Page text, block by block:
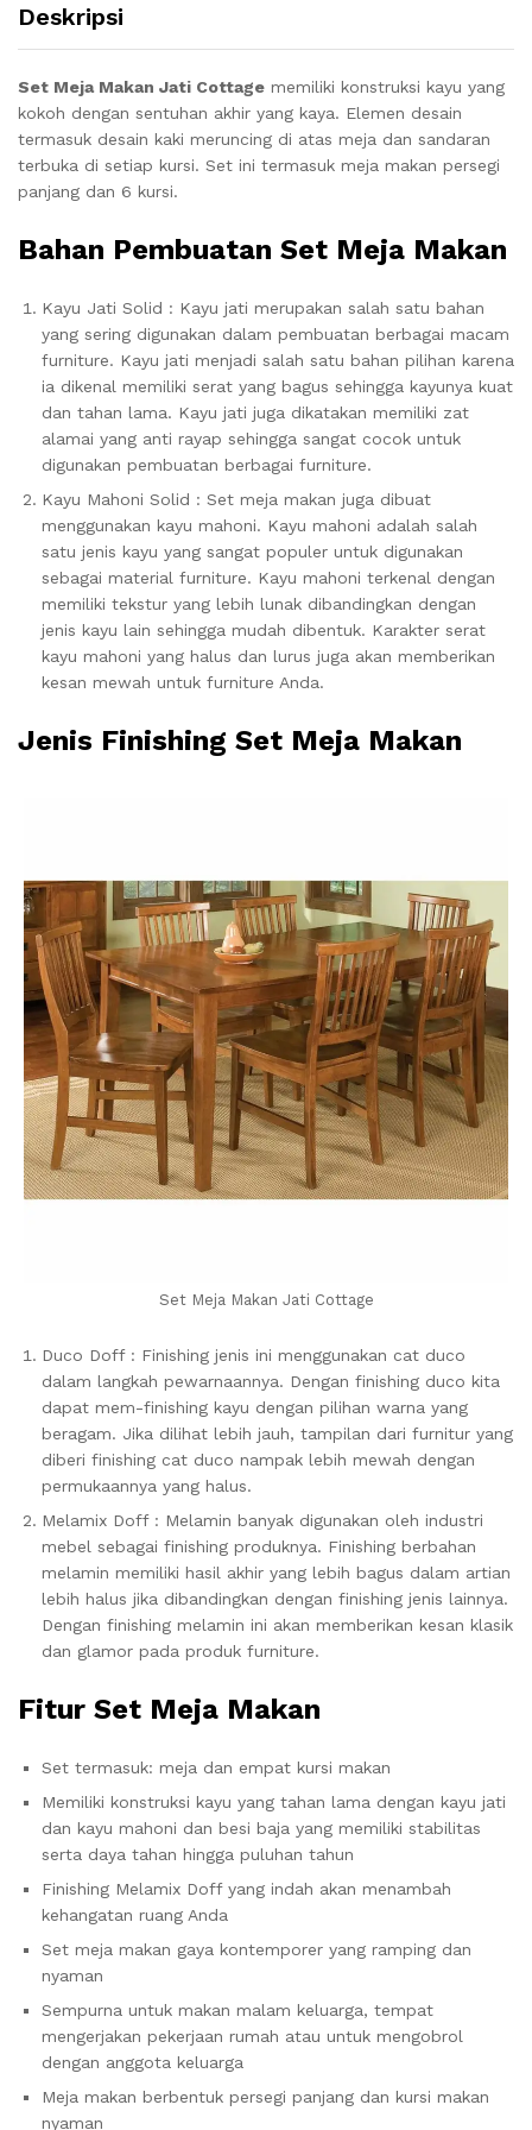
Deskripsi
Set Meja Makan Jati Cottage memiliki konstruksi kayu yang
kokoh dengan sentuhan akhir yang kaya. Elemen desain
termasuk desain kaki meruncing di atas meja dan sandaran
terbuka di setiap kursi. Set ini termasuk meja makan persegi
panjang dan 6 kursi.
Bahan Pembuatan Set Meja Makan
Kayu Jati Solid : Kayu jati merupakan salah satu bahan
yang sering digunakan dalam pembuatan berbagai macam
furniture. Kayu jati menjadi salah satu bahan pilihan karena
ia dikenal memiliki serat yang bagus sehingga kayunya kuat
dan tahan lama. Kayu jati juga dikatakan memiliki zat
alamai yang anti rayap sehingga sangat cocok untuk
digunakan pembuatan berbagai furniture.
Kayu Mahoni Solid : Set meja makan juga dibuat
menggunakan kayu mahoni. Kayu mahoni adalah salah
satu jenis kayu yang sangat populer untuk digunakan
sebagai material furniture. Kayu mahoni terkenal dengan
memiliki tekstur yang lebih lunak dibandingkan dengan
jenis kayu lain sehingga mudah dibentuk. Karakter serat
kayu mahoni yang halus dan lurus juga akan memberikan
kesan mewah untuk furniture Anda.
Jenis Finishing Set Meja Makan
Set Meja Makan Jati Cottage
Duco Doff : Finishing jenis ini menggunakan cat duco
dalam langkah pewarnaannya. Dengan finishing duco kita
dapat mem-finishing kayu dengan pilihan warna yang
beragam. Jika dilihat lebih jauh, tampilan dari furnitur yang
diberi finishing cat duco nampak lebih mewah dengan
permukaannya yang halus.
Melamix Doff : Melamin banyak digunakan oleh industri
mebel sebagai finishing produknya. Finishing berbahan
melamin memiliki hasil akhir yang lebih bagus dalam artian
lebih halus jika dibandingkan dengan finishing jenis lainnya.
Dengan finishing melamin ini akan memberikan kesan klasik
dan glamor pada produk furniture.
Fitur Set Meja Makan
Set termasuk: meja dan empat kursi makan
Memiliki konstruksi kayu yang tahan lama dengan kayu jati
dan kayu mahoni dan besi baja yang memiliki stabilitas
serta daya tahan hingga puluhan tahun
Finishing Melamix Doff yang indah akan menambah
kehangatan ruang Anda
Set meja makan gaya kontemporer yang ramping dan
nyaman
Sempurna untuk makan malam keluarga, tempat
mengerjakan pekerjaan rumah atau untuk mengobrol
dengan anggota keluarga
Meja makan berbentuk persegi panjang dan kursi makan
nyaman